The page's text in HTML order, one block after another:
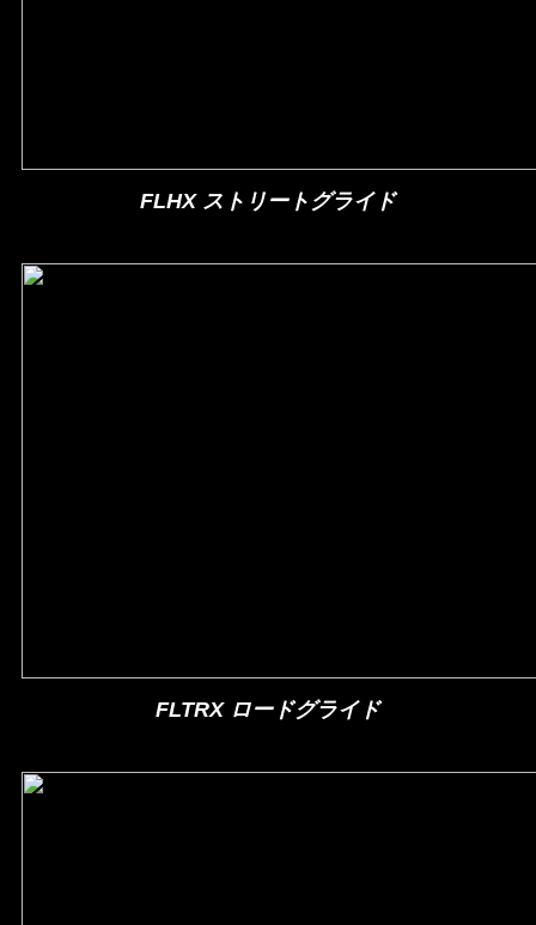
FLHX ストリートグライド
FLTRX ロードグライド